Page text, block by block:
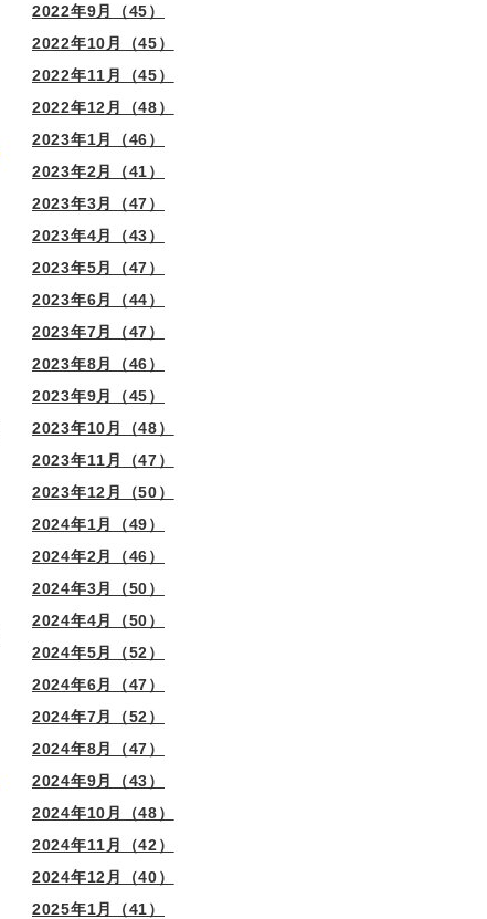
2022年9月（45）
2022年10月（45）
2022年11月（45）
2022年12月（48）
2023年1月（46）
2023年2月（41）
2023年3月（47）
2023年4月（43）
2023年5月（47）
2023年6月（44）
2023年7月（47）
2023年8月（46）
2023年9月（45）
2023年10月（48）
2023年11月（47）
2023年12月（50）
2024年1月（49）
2024年2月（46）
2024年3月（50）
2024年4月（50）
2024年5月（52）
2024年6月（47）
2024年7月（52）
2024年8月（47）
2024年9月（43）
2024年10月（48）
2024年11月（42）
2024年12月（40）
2025年1月（41）